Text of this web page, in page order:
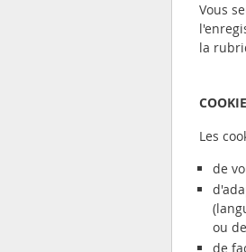
Vous
la
Les
de
ou
de